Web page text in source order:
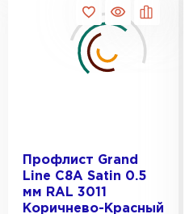
Профлист Grand
Line C8A Satin 0.5
мм RAL 3011
Коричнево-Красный